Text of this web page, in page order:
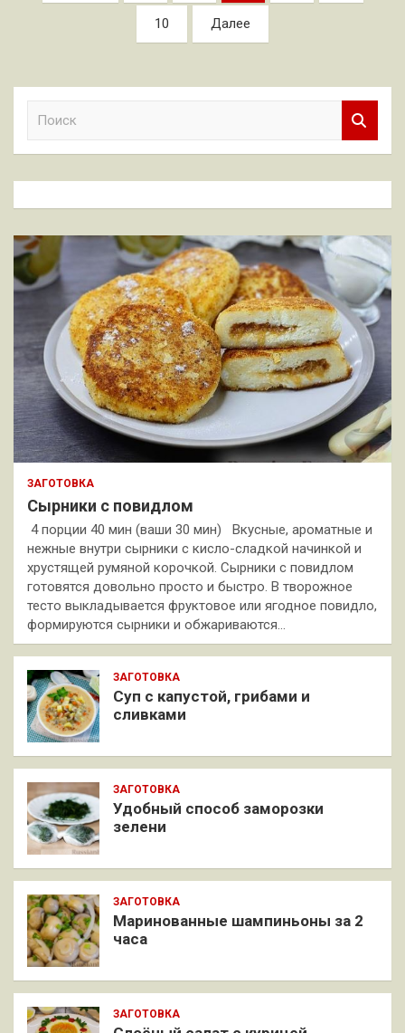
записей
10 Далее
к
ЗАГОТОВКА
Сырники с повидлом
4 порции 40 мин (ваши 30 мин) Вкусные, ароматные и
нежные внутри сырники с кисло-сладкой начинкой и
хрустящей румяной корочкой. Сырники с повидлом
готовятся довольно просто и быстро. В творожное
тесто выкладывается фруктовое или ягодное повидло,
формируются сырники и обжариваются…
ЗАГОТОВКА
Суп с капустой, грибами и
сливками
ЗАГОТОВКА
Удобный способ заморозки
зелени
ЗАГОТОВКА
Маринованные шампиньоны за 2
часа
ЗАГОТОВКА